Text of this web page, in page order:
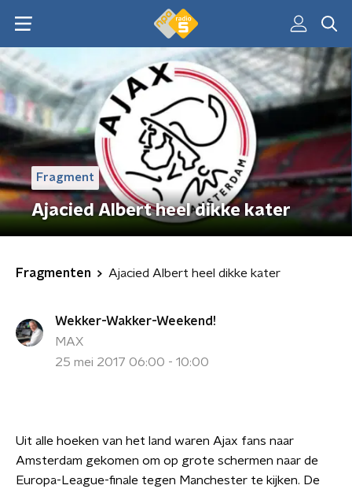
Fragment
Ajacied Albert heel dikke kater
Fragmenten Ajacied Albert heel dikke kater
Wekker-Wakker-Weekend!
MAX
25 mei 2017 06:00 - 10:00
Uit alle hoeken van het land waren Ajax fans naar
Amsterdam gekomen om op grote schermen naar de
Europa-League-finale tegen Manchester te kijken. De